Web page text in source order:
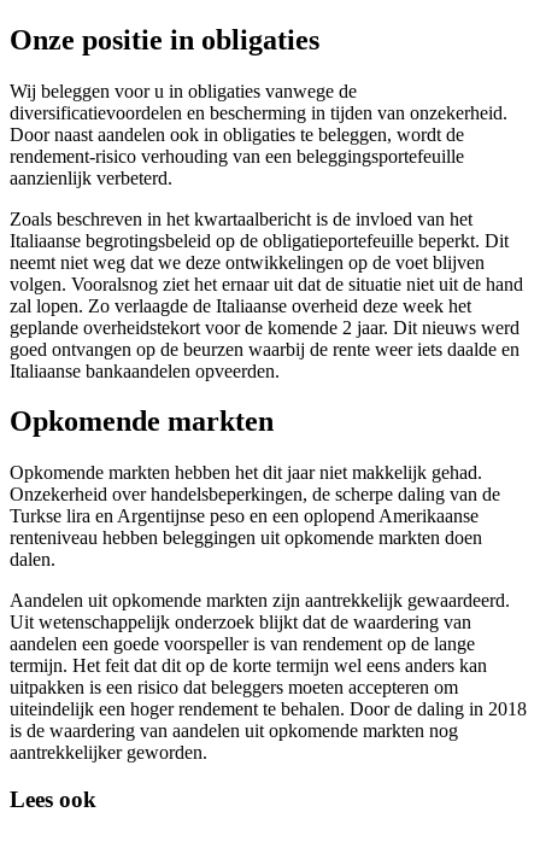
Onze positie in obligaties
Wij beleggen voor u in obligaties vanwege de
diversificatievoordelen en bescherming in tijden van onzekerheid.
Door naast aandelen ook in obligaties te beleggen, wordt de
rendement-risico verhouding van een beleggingsportefeuille
aanzienlijk verbeterd.
Zoals beschreven in het kwartaalbericht is de invloed van het
Italiaanse begrotingsbeleid op de obligatieportefeuille beperkt. Dit
neemt niet weg dat we deze ontwikkelingen op de voet blijven
volgen. Vooralsnog ziet het ernaar uit dat de situatie niet uit de hand
zal lopen. Zo verlaagde de Italiaanse overheid deze week het
geplande overheidstekort voor de komende 2 jaar. Dit nieuws werd
goed ontvangen op de beurzen waarbij de rente weer iets daalde en
Italiaanse bankaandelen opveerden.
Opkomende markten
Opkomende markten hebben het dit jaar niet makkelijk gehad.
Onzekerheid over handelsbeperkingen, de scherpe daling van de
Turkse lira en Argentijnse peso en een oplopend Amerikaanse
renteniveau hebben beleggingen uit opkomende markten doen
dalen.
Aandelen uit opkomende markten zijn aantrekkelijk gewaardeerd.
Uit wetenschappelijk onderzoek blijkt dat de waardering van
aandelen een goede voorspeller is van rendement op de lange
termijn. Het feit dat dit op de korte termijn wel eens anders kan
uitpakken is een risico dat beleggers moeten accepteren om
uiteindelijk een hoger rendement te behalen. Door de daling in 2018
is de waardering van aandelen uit opkomende markten nog
aantrekkelijker geworden.
Lees ook